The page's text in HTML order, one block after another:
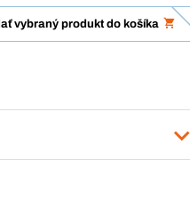
vybraný produkt do košíka